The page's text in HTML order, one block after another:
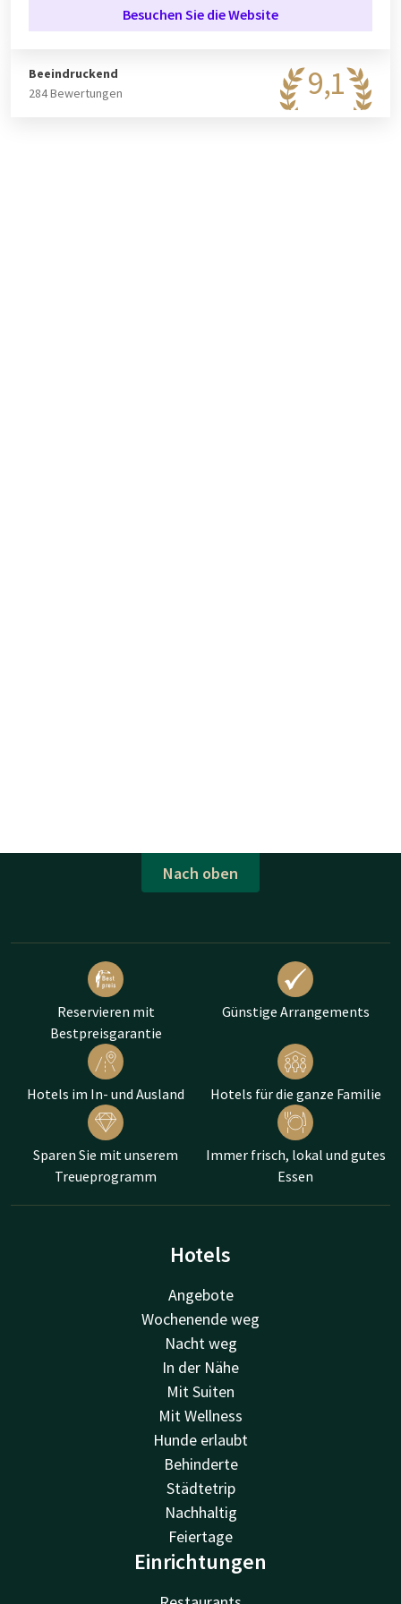
multifunktionale Säle, die sowohl für Tagungen als auch für
Feiern geeignet sind. Diese Räume sind mit modernster
geräumigen Lobby gibt es Platz für einen stimmungsvollen
Empfang mit Kaffee, Tee oder Champagner.
Besuchen Sie die Website
9,1
Beeindruckend
284 Bewertungen
Nach oben
Reservieren mit
Bestpreisgarantie
Günstige Arrangements
Hotels im In- und Ausland Hotels für die ganze Familie
Sparen Sie mit unserem
Treueprogramm
Immer frisch, lokal und gutes
Essen
Hotels
Angebote
Wochenende weg
Nacht weg
In der Nähe
Mit Suiten
Mit Wellness
Hunde erlaubt
Behinderte
Städtetrip
Nachhaltig
Feiertage
Einrichtungen